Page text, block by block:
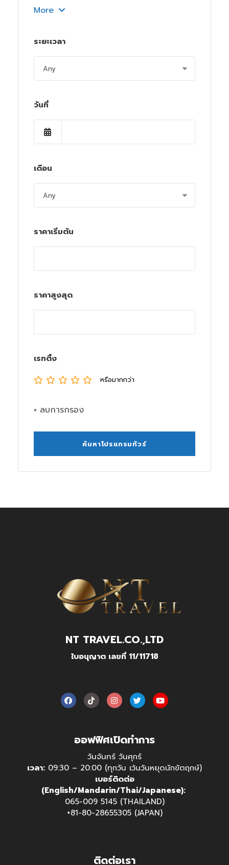
More
ระยะเวลา
วันที่
เดือน
ราคาเริ่มต้น
ราคาสูงสุด
เรทติ้ง
หรือมากกว่า
× ลบการกรอง
NT TRAVEL.CO.,LTD
ใบอนุญาต เลขที่ 11/11718
ออฟฟิศเปิดทำการ
วันจันทร์ วันศุกร์
เวลา: 09:30 – 20:00 (ทุกวัน เว้นวันหยุดนักขัตฤกษ์)
เบอร์ติดต่อ
(English/Mandarin/Thai/Japanese):
065-009 5145 (THAILAND)
+81-80-28655305 (JAPAN)
ติดต่อเรา